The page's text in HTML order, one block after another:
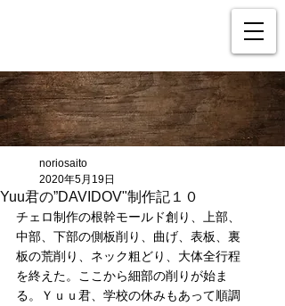
Yuu君の”DAVIDOV"制作記１０
noriosaito
2020年5月19日
チェロ制作の根幹モールド創り、上部、
中部、下部の側板削り、曲げ、表板、裏
板の荒削り、ネック粗どり、大体全行程
を終えた。ここから細部の削りが始ま
る。Ｙｕｕ君、学校の休みもあって順調